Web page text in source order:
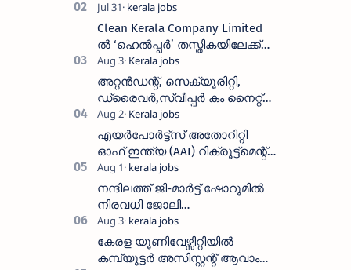
Forest Department Recruitment |
District-wise Vacancies
Clean Kerala Company Limited
ൽ ‘ഹെൽപ്പർ’ തസ്തികയിലേക്ക്
വാക്ക്-ഇൻ ഇന്റർവ്യൂ
നടത്തുന്നു
അറ്റൻഡന്റ്, സെക്യൂരിറ്റി,
ഡ്രൈവർ,സ്വീപ്പർ കം നൈറ്റ്
വാച്ച്മാൻ തുടങ്ങി നിരവധി
ഒഴിവുകൾ
എയർപോർട്ട്സ് അതോറിറ്റി
ഓഫ് ഇന്ത്യ (AAI) റിക്രൂട്ട്മെന്റ്
2026: 800+ ഒഴിവുകൾ,
അപേക്ഷിക്കാനുള്ള അവസാന
തീയതി സെപ്റ്റംബർ 7
നന്ദിലത്ത് ജി-മാർട്ട് ഷോറൂമിൽ
നിരവധി ജോലി
ഒഴിവുകൾ|Nandilath G-Mart
Showroom vacancies 2026
കേരള യൂണിവേഴ്സിറ്റിയിൽ
കമ്പ്യൂട്ടർ അസിസ്റ്റന്റ് ആവാം